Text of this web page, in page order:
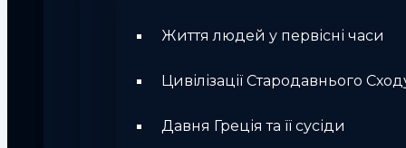
Життя людей у первісні часи
Цивілізації Стародавнього
Давня Греція та її сусіди